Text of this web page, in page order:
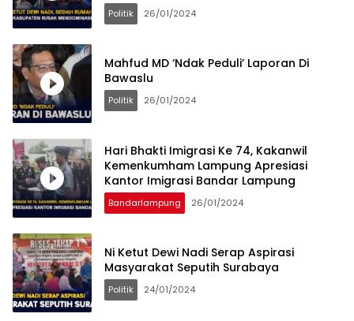
Politik 26/01/2024
Mahfud MD ‘Ndak Peduli’ Laporan Di
Bawaslu
Politik 26/01/2024
Hari Bhakti Imigrasi Ke 74, Kakanwil
Kemenkumham Lampung Apresiasi
Kantor Imigrasi Bandar Lampung
Bandarlampung 26/01/2024
Ni Ketut Dewi Nadi Serap Aspirasi
Masyarakat Seputih Surabaya
Politik 24/01/2024